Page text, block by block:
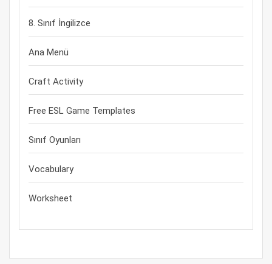
8. Sınıf İngilizce
Ana Menü
Craft Activity
Free ESL Game Templates
Sınıf Oyunları
Vocabulary
Worksheet